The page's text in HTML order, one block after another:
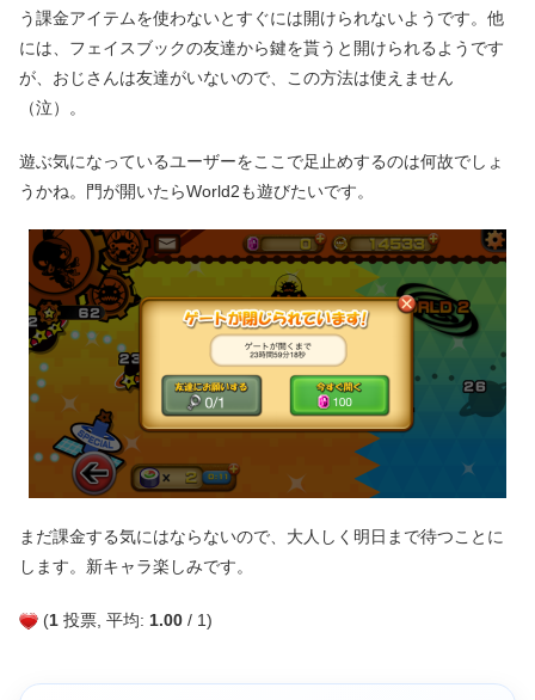
う課金アイテムを使わないとすぐには開けられないようです。他
には、フェイスブックの友達から鍵を貰うと開けられるようです
が、おじさんは友達がいないので、この方法は使えません
（泣）。
遊ぶ気になっているユーザーをここで足止めするのは何故でしょ
うかね。門が開いたらWorld2も遊びたいです。
まだ課金する気にはならないので、大人しく明日まで待つことに
します。新キャラ楽しみです。
(1 投票, 平均: 1.00 / 1)